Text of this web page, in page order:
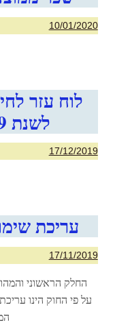
10/01/2020
לוח עזר
לשנת 2019
17/12/2019
עריכת
17/11/2019
החלק הראשוני
על פי החוק הינו